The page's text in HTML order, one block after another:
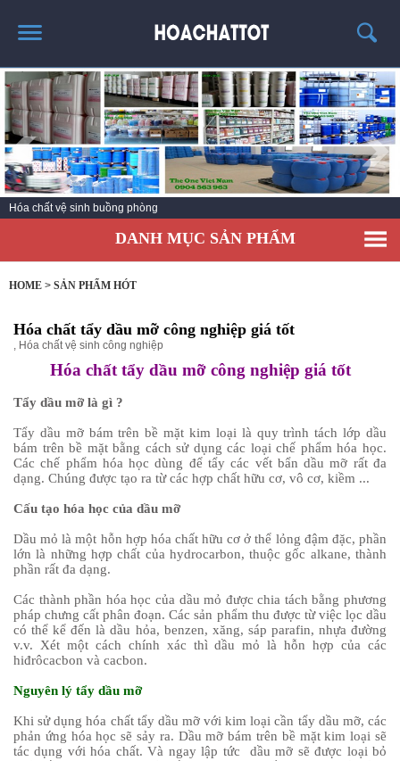
TRANG CHỦ
GIỚI THIỆU
SẢN PHẨM HÓT
KINH NGHIỆM & TIN TỨC
LIÊN HỆ
Hóa chất vệ sinh nhà bếp
DANH MỤC SẢN PHẨM
HOME > SẢN PHẨM HÓT
Hóa chất tẩy dầu mỡ công nghiệp giá tốt
, Hóa chất vệ sinh công nghiệp
Hóa chất tẩy dầu mỡ công nghiệp giá tốt
Tẩy dầu mỡ là gì ?
Tẩy dầu mỡ bám trên bề mặt kim loại là quy trình tách lớp dầu
bám trên bề mặt bằng cách sử dụng các loại chế phẩm hóa học.
Các chế phẩm hóa học dùng để tẩy các vết bẩn dầu mỡ rất đa
dạng. Chúng được tạo ra từ các hợp chất hữu cơ, vô cơ, kiềm ...
Cấu tạo hóa học của dầu mỡ
Dầu mỏ là một hỗn hợp hóa chất hữu cơ ở thể lỏng đậm đặc, phần
lớn là những hợp chất của hydrocarbon, thuộc gốc alkane, thành
phần rất đa dạng.
Các thành phần hóa học của dầu mỏ được chia tách bằng phương
pháp chưng cất phân đoạn. Các sản phẩm thu được từ việc lọc dầu
có thể kể đến là dầu hỏa, benzen, xăng, sáp parafin, nhựa đường
v.v. Xét một cách chính xác thì dầu mỏ là hỗn hợp của các
hiđrôcacbon và cacbon.
Nguyên lý tẩy dầu mỡ
Khi sử dụng hóa chất tẩy dầu mỡ với kim loại cần tẩy dầu mỡ, các
phản ứng hóa học sẽ sảy ra. Dầu mỡ bám trên bề mặt kim loại sẽ
tác dụng với hóa chất. Và ngay lập tức dầu mỡ sẽ được loại bỏ